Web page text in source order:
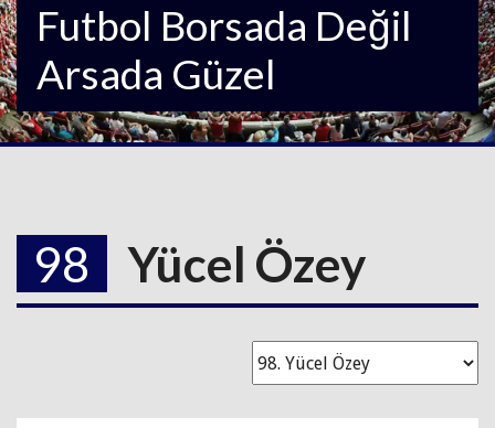
Futbol Borsada Değil
Arsada Güzel
98 Yücel Özey